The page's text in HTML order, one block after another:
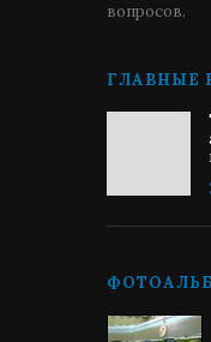
вопросов.
ГЛАВНЫЕ